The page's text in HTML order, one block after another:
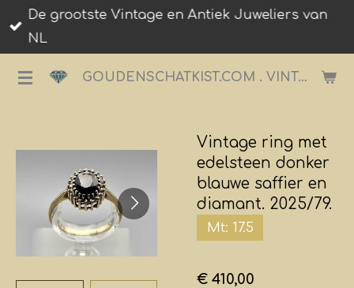
Ga
direct
de
GOUDENSCHATKIST.COM . VINTAGE JUWELIER.
De grootste Vintage en Antiek Juweliers van
NL
Vintage ring met
edelsteen donker
blauwe saffier en
diamant. 2025/79.
Mt: 17.5
€ 410,00